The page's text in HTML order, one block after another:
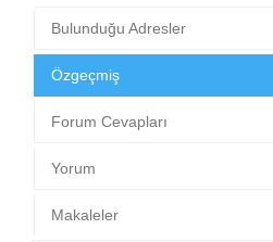
Bulunduğu Adresler
Özgeçmiş
Forum Cevapları
Yorum
Makaleler